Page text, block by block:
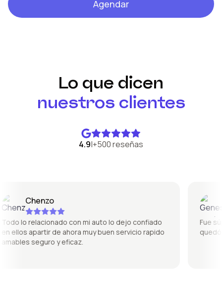
Agendar
Lo que dicen
nuestros clientes
4.9|+500 reseñas
Chenzo
lo relacionado con mi auto lo dejo confiado
apartir de ahora muy buen servicio rapido
seguro y eficaz.
Fue
quedó